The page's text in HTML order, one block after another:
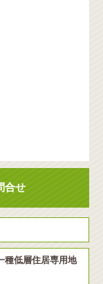
合せ
種低層住居専用地